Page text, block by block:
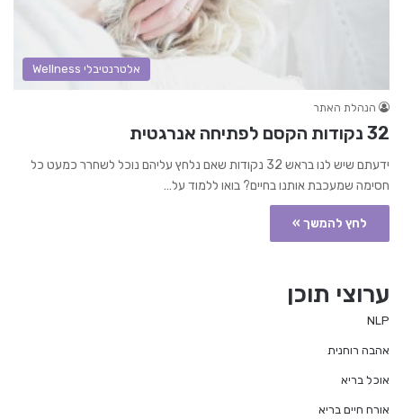
אלטרנטיבלי Wellness
הנהלת האתר
32 נקודות הקסם לפתיחה אנרגטית
ידעתם שיש לנו בראש 32 נקודות שאם נלחץ עליהם נוכל לשחרר כמעט כל
חסימה שמעכבת אותנו בחיים? בואו ללמוד על…
לחץ להמשך »
ערוצי תוכן
NLP
אהבה רוחנית
אוכל בריא
אורח חיים בריא